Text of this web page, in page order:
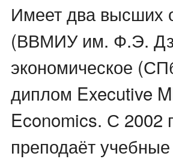
Имеет два высших
(ВВМИУ им. Ф.Э.
экономическое
диплом Executive
Economics. С 2002
преподаёт